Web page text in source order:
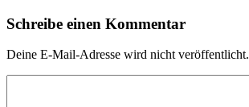
Schreibe einen Kommentar
Deine E-Mail-Adresse wird nicht veröffentlicht.